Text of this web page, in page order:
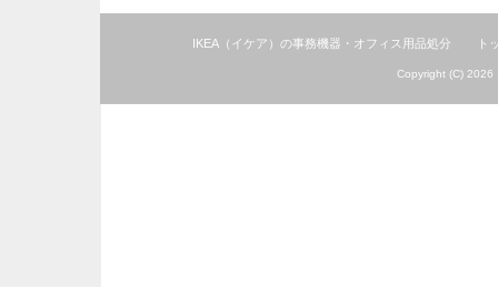
IKEA（イケア）の事務機器・オフィス用品処分 ト
Copyright (C) 2026